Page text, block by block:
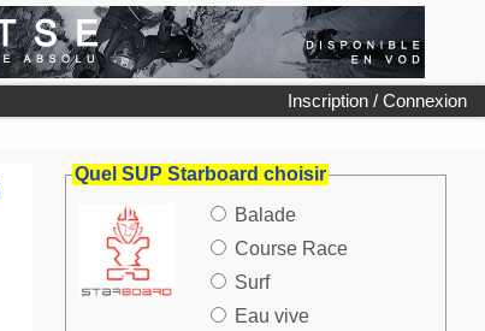
Inscription / Connexion
Quel SUP Starboard choisir
Balade
Course Race
Surf
Eau vive